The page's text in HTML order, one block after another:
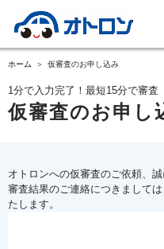
ホーム 仮審査のお申し込み
1分で入力完了！最短15分で審査
仮審査のお申し
オトロンへの仮審査のご依頼、
審査結果のご連絡につきまして
たします。